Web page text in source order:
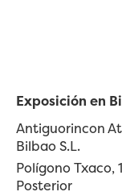
Exposición en
Antiguorincon
Bilbao S.L.
Polígono Txaco,
Posterior